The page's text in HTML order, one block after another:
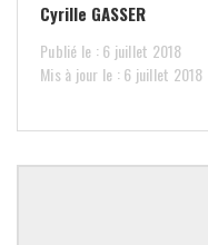
Cyrille GASSER
Publié le : 6 juillet 2018
Mis à jour le : 6 juillet 2018